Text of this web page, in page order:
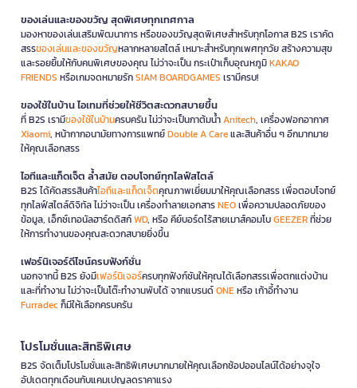
ของเล่นและของขวัญ สุดพิเศษทุกเทศกาล
มองหาของเล่นเสริมพัฒนาการ หรือของขวัญสุดพิเศษสำหรับทุกโอกาส B2S เราคัด
สรรของเล่นและของขวัญหลากหลายสไตล์ เหมาะสำหรับทุกเพศทุกวัย สร้างความสุข
และรอยยิ้มให้กับคนพิเศษของคุณ ไม่ว่าจะเป็น กระเป๋าเก็บอุณหภูมิKAKAO
FRIENDS หรือเกมจดหมายรักSIAM BOARDGAMES เรามีครบ!
ของใช้ในบ้าน ไอเทมที่ช่วยให้ชีวิตสะดวกสบายขึ้น
ที่ B2S เรามีของใช้ในบ้านครบครัน ไม่ว่าจะเป็นกาต้มน้ำAnitech, เครื่องฟอกอากาศ
Xiaomi, หน้ากากอนามัยทางการแพทย์Double A Careและสินค้าอื่น ๆ อีกมากมาย
ให้คุณเลือกสรร
ไอทีและแก็ดเจ็ต ล้ำสมัย ตอบโจทย์ทุกไลฟ์สไตล์
B2S ได้คัดสรรสินค้าไอทีและแก็ดเจ็ตคุณภาพเยี่ยมมาให้คุณเลือกสรร เพื่อตอบโจทย์
ทุกไลฟ์สไตล์ดิจิทัล ไม่ว่าจะเป็น เครื่องทำลายเอกสารNEOเพื่อความปลอดภัยของ
ข้อมูล, เอ็กซ์เทอนัลฮาร์ดดิสก์WD, หรือ คีย์บอร์ดไร้สายเมาส์คอมโบGEEZERที่ช่วย
ให้การทำงานของคุณสะดวกสบายยิ่งขึ้น
เฟอร์นิเจอร์ดีไซน์ครบฟังก์ชั่น
นอกจากนี้ B2S ยังมีเฟอร์นิเจอร์ครบทุกฟังก์ชันให้คุณได้เลือกสรรเพื่อตกแต่งบ้าน
และที่ทำงาน ไม่ว่าจะเป็นโต๊ะทำงานพับได้ จากแบรนด์ONEหรือ เก้าอี้ทำงาน
Furradecก็มีให้เลือกครบครัน
โปรโมชั่นและสิทธิพิเศษ
B2S จัดเต็มโปรโมชั่นและสิทธิพิเศษมากมายให้คุณเลือกช้อปออนไลน์ได้อย่างจุใจ
อัปเดตทุกเดือนกับแคมเปญลดราคาแรง